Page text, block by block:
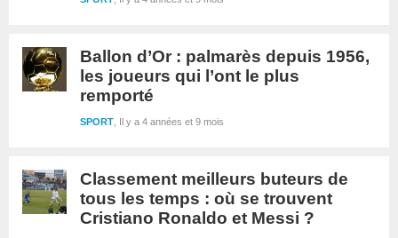
Ballon d’Or : palmarès depuis 1956,
les joueurs qui l’ont le plus
remporté
Il y a 4 années et 9 mois
SPORT
Classement meilleurs buteurs de
tous les temps : où se trouvent
Cristiano Ronaldo et Messi ?